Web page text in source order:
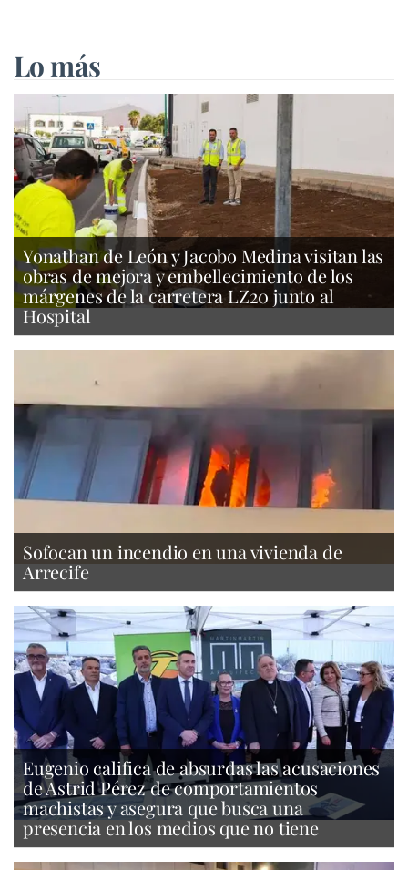
Lo más
Yonathan de León y Jacobo Medina visitan las
obras de mejora y embellecimiento de los
márgenes de la carretera LZ20 junto al
Hospital
Sofocan un incendio en una vivienda de
Arrecife
Eugenio califica de absurdas las acusaciones
de Astrid Pérez de comportamientos
machistas y asegura que busca una
presencia en los medios que no tiene